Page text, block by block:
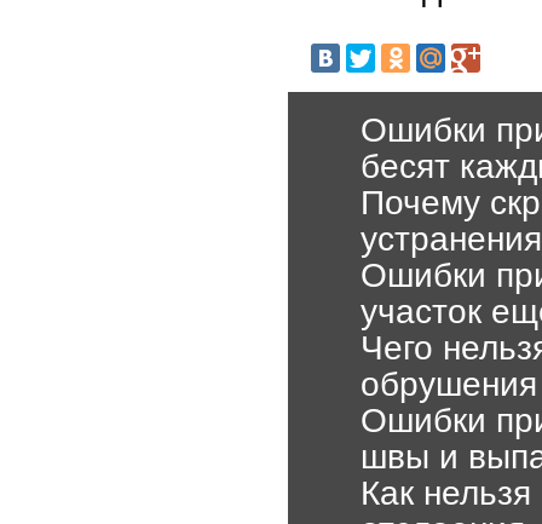
Ошибки
бесят
Почему
устранения
Ошибки
участок
Чего
обрушения
Ошибки
швы и
Как